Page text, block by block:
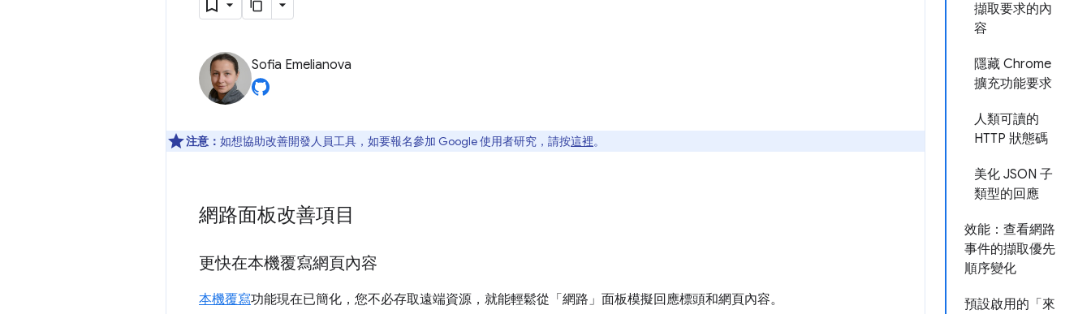
擷取要求的內
容
隱藏 Chrome
擴充功能要求
人類可讀的
HTTP 狀態碼
美化 JSON 子
類型的回應
效能：查看網路
事件的擷取優先
順序變化
預設啟用的「來
Sofia Emelianova
注意： 如想協助改善開發人員工具，如要報名參加 Google 使用者研究，請按這裡。
網路面板改善項目
更快在本機覆寫網頁內容
本機覆寫功能現在已簡化，您不必存取遠端資源，就能輕鬆從「網路」 面板模擬回應標頭和網頁內容。